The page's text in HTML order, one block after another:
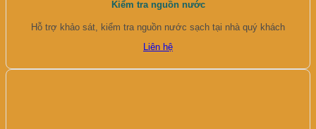
Kiểm tra nguồn nước
Hỗ trợ khảo sát, kiểm tra nguồn nước sạch tại nhà quý khách
Liên hệ